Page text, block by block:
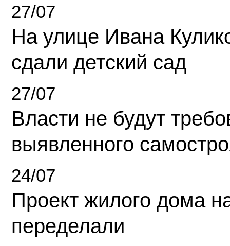
27/07
На улице Ивана
сдали детский сад
27/07
Власти не будут
выявленного
24/07
Проект жилого дома
переделали